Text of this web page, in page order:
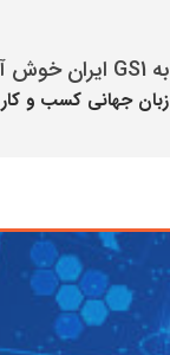
به GS1 ایران خوش آمدید
زبان جهانی كسب و كار